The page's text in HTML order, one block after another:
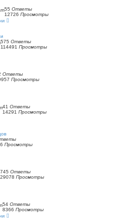
55 Ответы
12726 Просмотры
575 Ответы
114491 Просмотры
Ответы
Просмотры
41 Ответы
14291 Просмотры
Просмотры
Ответы
Просмотры
54 Ответы
8366 Просмотры